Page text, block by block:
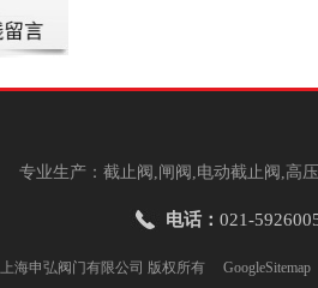
专业生产：截止阀,闸阀,电动截止阀,高
电话： 021-
上海申弘阀门有限公司 版权所有 GoogleSitemap